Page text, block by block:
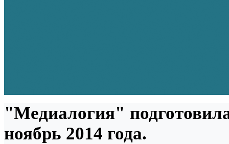
"Медиалогия"
ноябрь 2014 года.